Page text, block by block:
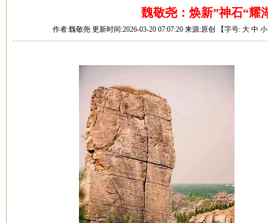
魏敬尧：焕新”神石“耀
作者:魏敬尧 更新时间:2026-03-20 07:07:20 来源:原创 【字号: 大 中 小